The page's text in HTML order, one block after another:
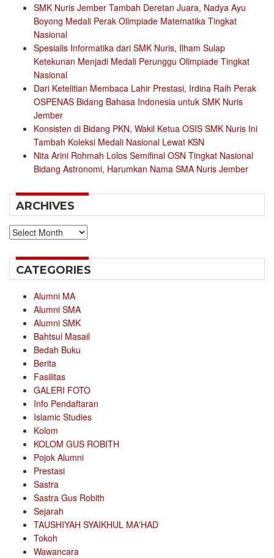
SMK Nuris Jember Tambah Deretan Juara, Nadya Ayu
Boyong Medali Perak Olimpiade Matematika Tingkat
Nasional
Spesialis Informatika dari SMK Nuris, Ilham Sulap
Ketekunan Menjadi Medali Perunggu Olimpiade Tingkat
Nasional
Dari Ketelitian Membaca Lahir Prestasi, Irdina Raih Perak
OSPENAS Bidang Bahasa Indonesia untuk SMK Nuris
Jember
Konsisten di Bidang PKN, Wakil Ketua OSIS SMK Nuris Ini
Tambah Koleksi Medali Nasional Lewat KSN
Nita Arini Rohmah Lolos Semifinal OSN Tingkat Nasional
Bidang Astronomi, Harumkan Nama SMA Nuris Jember
ARCHIVES
Archives
CATEGORIES
Alumni MA
Alumni SMA
Alumni SMK
Bahtsul Masail
Bedah Buku
Berita
Fasilitas
GALERI FOTO
Info Pendaftaran
Islamic Studies
Kolom
KOLOM GUS ROBITH
Pojok Alumni
Prestasi
Sastra
Sastra Gus Robith
Sejarah
TAUSHIYAH SYAIKHUL MA'HAD
Tokoh
Wawancara